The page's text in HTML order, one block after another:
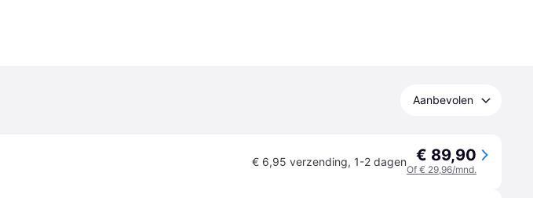
Aanbevolen
€ 6,95 verzending, 1-2 dagen € 89,90
Of € 29,96/mnd.